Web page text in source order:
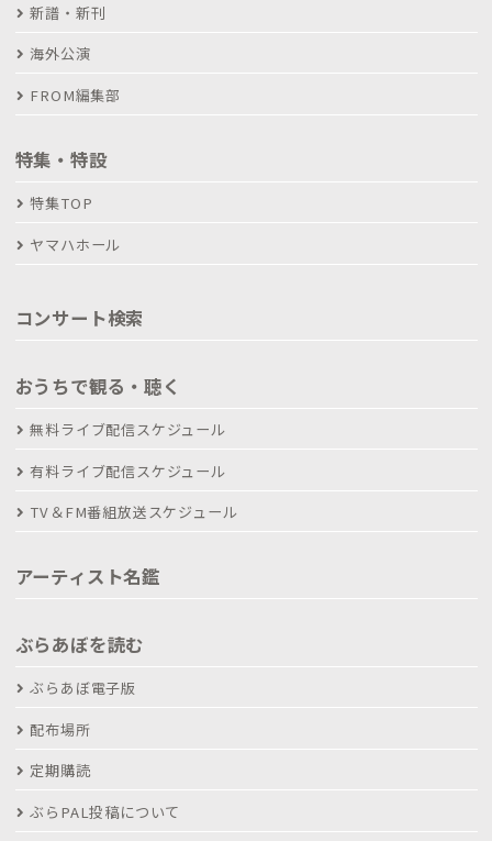
新譜・新刊
海外公演
FROM編集部
特集・特設
特集TOP
ヤマハホール
コンサート検索
おうちで観る・聴く
無料ライブ配信スケジュール
有料ライブ配信スケジュール
TV＆FM番組放送スケジュール
アーティスト名鑑
ぶらあぼを読む
ぶらあぼ電子版
配布場所
定期購読
ぶらPAL投稿について